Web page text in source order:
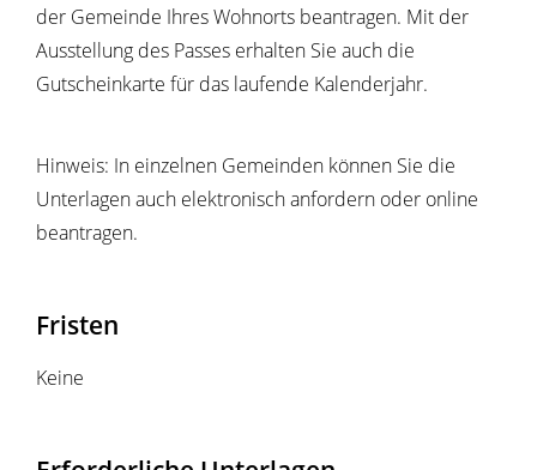
der Gemeinde Ihres Wohnorts beantragen. Mit der
Ausstellung des Passes erhalten Sie auch die
Gutscheinkarte für das laufende Kalenderjahr.
Hinweis: In einzelnen Gemeinden können Sie die
Unterlagen auch elektronisch anfordern oder online
beantragen.
Fristen
Keine